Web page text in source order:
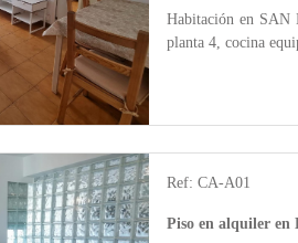
Habitación en SAN
planta 4, cocina
Ref: CA-A01
Piso en alquiler en